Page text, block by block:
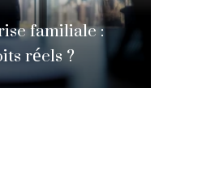
familiale :
réels ?